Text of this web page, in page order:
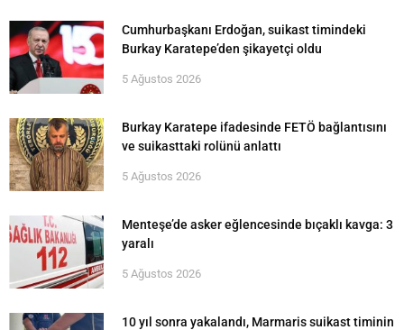
Cumhurbaşkanı Erdoğan, suikast timindeki
Burkay Karatepe’den şikayetçi oldu
5 Ağustos 2026
Burkay Karatepe ifadesinde FETÖ bağlantısını
ve suikasttaki rolünü anlattı
5 Ağustos 2026
Menteşe’de asker eğlencesinde bıçaklı kavga: 3
yaralı
5 Ağustos 2026
10 yıl sonra yakalandı, Marmaris suikast timinin